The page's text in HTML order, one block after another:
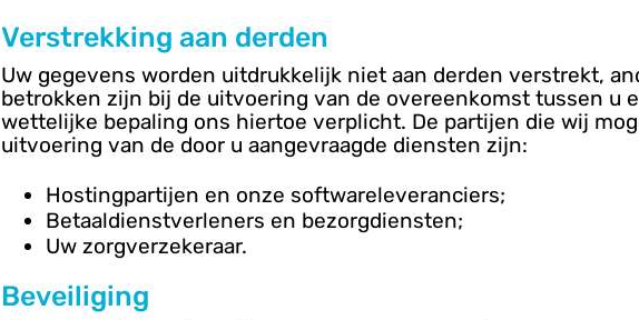
Verstrekking aan derden
Uw gegevens worden uitdrukkelijk niet aan derden verstrekt,
betrokken zijn bij de uitvoering van de overeenkomst tussen u
wettelijke bepaling ons hiertoe verplicht. De partijen die wij
uitvoering van de door u aangevraagde diensten zijn:
Hostingpartijen en onze softwareleveranciers;
Betaaldienstverleners en bezorgdiensten;
Uw zorgverzekeraar.
Beveiliging